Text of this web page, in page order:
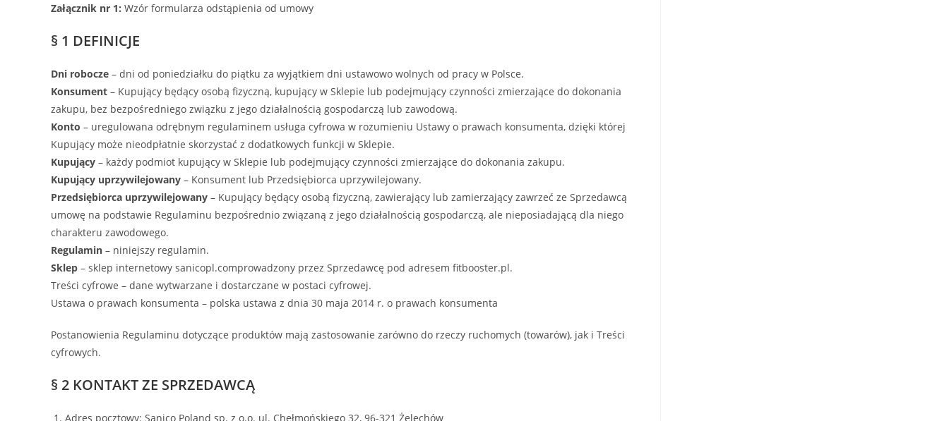
Załącznik nr 1: Wzór formularza odstąpienia od umowy
§ 1 DEFINICJE
Dni robocze – dni od poniedziałku do piątku za wyjątkiem dni ustawowo wolnych od pracy w Polsce.
Konsument – Kupujący będący osobą fizyczną, kupujący w Sklepie lub podejmujący czynności zmierzające do dokonania
zakupu, bez bezpośredniego związku z jego działalnością gospodarczą lub zawodową.
Konto – uregulowana odrębnym regulaminem usługa cyfrowa w rozumieniu Ustawy o prawach konsumenta, dzięki której
Kupujący może nieodpłatnie skorzystać z dodatkowych funkcji w Sklepie.
Kupujący – każdy podmiot kupujący w Sklepie lub podejmujący czynności zmierzające do dokonania zakupu.
Kupujący uprzywilejowany – Konsument lub Przedsiębiorca uprzywilejowany.
Przedsiębiorca uprzywilejowany – Kupujący będący osobą fizyczną, zawierający lub zamierzający zawrzeć ze Sprzedawcą
umowę na podstawie Regulaminu bezpośrednio związaną z jego działalnością gospodarczą, ale nieposiadającą dla niego
charakteru zawodowego.
Regulamin – niniejszy regulamin.
Sklep – sklep internetowy sanicopl.comprowadzony przez Sprzedawcę pod adresem fitbooster.pl.
Treści cyfrowe – dane wytwarzane i dostarczane w postaci cyfrowej.
Ustawa o prawach konsumenta – polska ustawa z dnia 30 maja 2014 r. o prawach konsumenta
Postanowienia Regulaminu dotyczące produktów mają zastosowanie zarówno do rzeczy ruchomych (towarów), jak i Treści
cyfrowych.
§ 2 KONTAKT ZE SPRZEDAWCĄ
Adres pocztowy: Sanico Poland sp. z o.o. ul. Chełmońskiego 32, 96-321 Żelechów